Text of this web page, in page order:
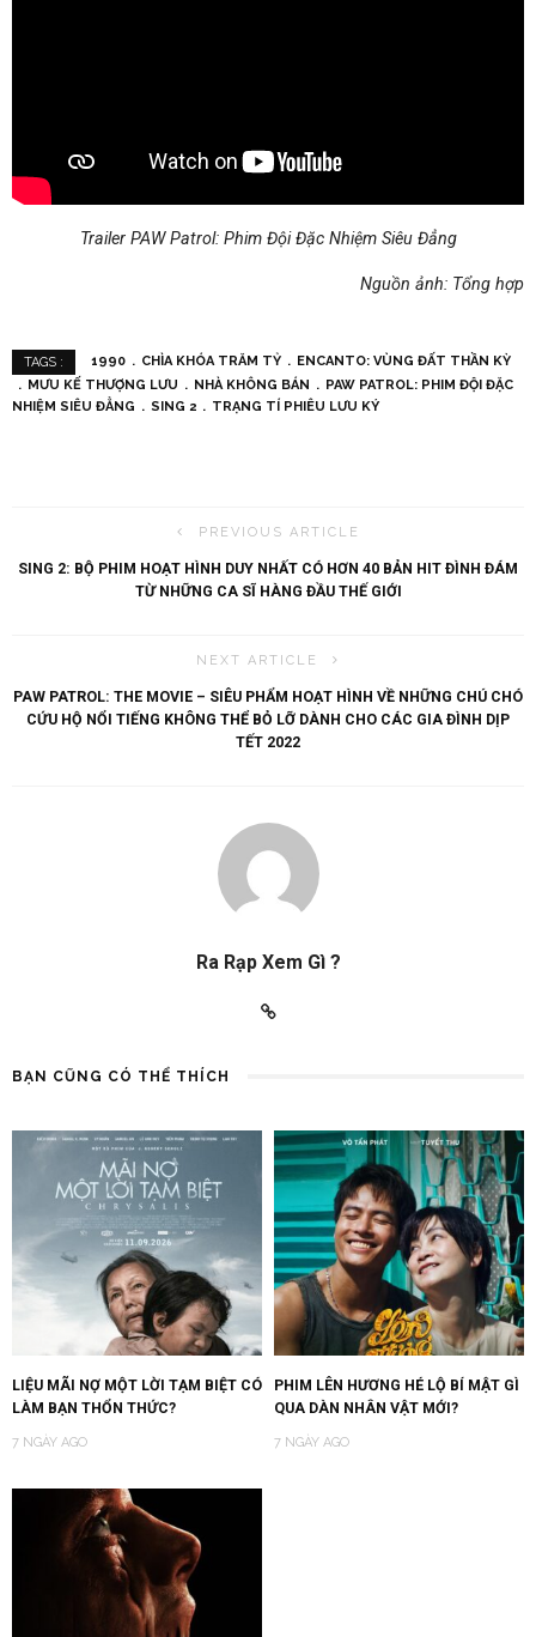
Trailer PAW Patrol: Phim Đội Đặc Nhiệm Siêu Đẳng
Nguồn ảnh: Tổng hợp
TAGS : 1990 CHÌA KHÓA TRĂM TỶ
ENCANTO: VÙNG ĐẤT THẦN KỲ
MƯU KẾ THƯỢNG LƯU
NHÀ KHÔNG BÁN
PAW PATROL: PHIM ĐỘI ĐẶC
NHIỆM SIÊU ĐẲNG
SING 2 TRẠNG TÍ PHIÊU LƯU KÝ
PREVIOUS ARTICLE
SING 2: BỘ PHIM HOẠT HÌNH DUY NHẤT CÓ HƠN 40 BẢN HIT ĐÌNH ĐÁM
TỪ NHỮNG CA SĨ HÀNG ĐẦU THẾ GIỚI
NEXT ARTICLE
PAW PATROL: THE MOVIE – SIÊU PHẨM HOẠT HÌNH VỀ NHỮNG CHÚ CHÓ
CỨU HỘ NỔI TIẾNG KHÔNG THỂ BỎ LỠ DÀNH CHO CÁC GIA ĐÌNH DỊP
TẾT 2022
Ra Rạp Xem Gì ?
BẠN CŨNG CÓ THỂ THÍCH
LIỆU MÃI NỢ MỘT LỜI TẠM BIỆT CÓ
LÀM BẠN THỔN THỨC?
7 NGÀY AGO
PHIM LÊN HƯƠNG HÉ LỘ BÍ MẬT GÌ
QUA DÀN NHÂN VẬT MỚI?
7 NGÀY AGO